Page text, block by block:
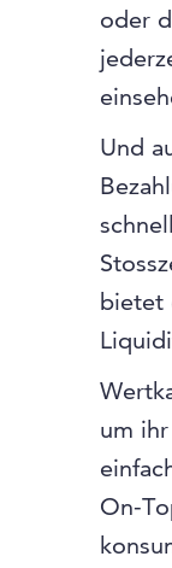
oder
Und
bietet
um
On-